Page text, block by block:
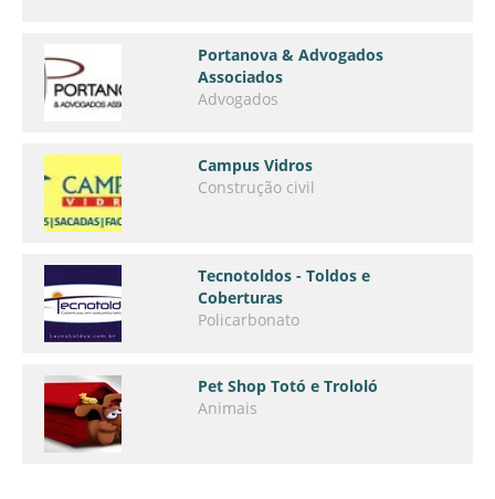
Portanova & Advogados
Associados
Advogados
Campus Vidros
Construção civil
Tecnotoldos - Toldos e
Coberturas
Policarbonato
Pet Shop Totó e Trololó
Animais